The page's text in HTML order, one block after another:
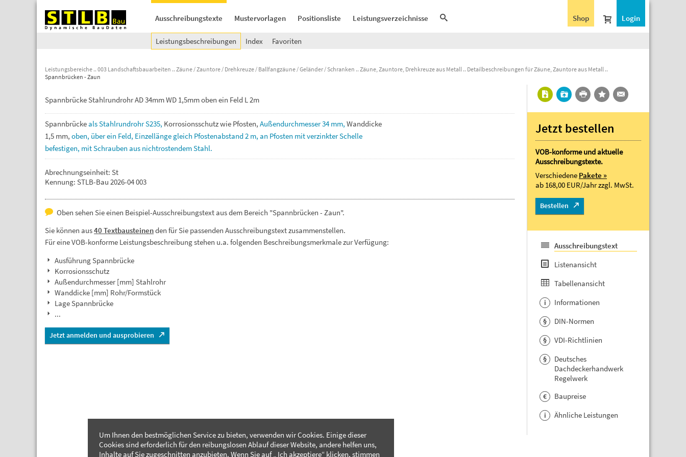
Ausschreibungstexte Mustervorlagen Positionsliste Leistungsverzeichnisse Login
Shop
Leistungsbeschreibungen Index Favoriten
Leistungsbereiche 003 Landschaftsbauarbeiten Zäune / Zauntore / Drehkreuze / Ballfangzäune / Geländer / Schranken Zäune, Zauntore, Drehkreuze aus Metall
Detailbeschreibungen für Zäune, Zauntore aus Metall
Spannbrücken - Zaun
Spannbrücke Stahlrundrohr AD 34mm WD 1,5mm oben ein Feld L 2m
SpannbrückealsStahlrundrohrS235, Korrosionsschutzwie Pfosten, Außendurchmesser34 mm, Wanddicke
1,5 mm, oben, überein Feld, Einzellänge gleich Pfostenabstand2 m, an Pfosten mitverzinkterSchelle
befestigen, mitSchrauben aus nichtrostendemStahl.
Abrechnungseinheit: St
Kennung: STLB-Bau 2026-04 003
Oben sehen Sie einen Beispiel-Ausschreibungstext aus dem Bereich "Spannbrücken - Zaun".
Sie können aus40 Textbausteinenden für Sie passenden Ausschreibungstext zusammenstellen.
Für eine VOB-konforme Leistungsbeschreibung stehen u.a. folgenden Beschreibungsmerkmale zur Verfügung:
Ausführung Spannbrücke
Korrosionsschutz
Außendurchmesser [mm] Stahlrohr
Wanddicke [mm] Rohr/Formstück
Lage Spannbrücke
...
Jetzt anmelden und ausprobieren
Jetzt bestellen
VOB-konforme und aktuelle
Ausschreibungstexte.
Verschiedene Pakete »
ab 168,00 EUR/Jahrzzgl. MwSt.
Bestellen
Ausschreibungstext
Listenansicht
Tabellenansicht
i Informationen
§ DIN-Normen
§ VDI-Richtlinien
§
Deutsches
Dachdeckerhandwerk
Regelwerk
€ Baupreise
i Ähnliche Leistungen
Um Ihnen den bestmöglichen Service zu bieten, verwenden wir Cookies. Einige dieser
Cookies sind erforderlich für den reibungslosen Ablauf dieser Website, andere helfen uns,
Inhalte auf Sie zugeschnitten anzubieten. Wenn Sie auf „ Ich akzeptiere“ klicken, stimmen